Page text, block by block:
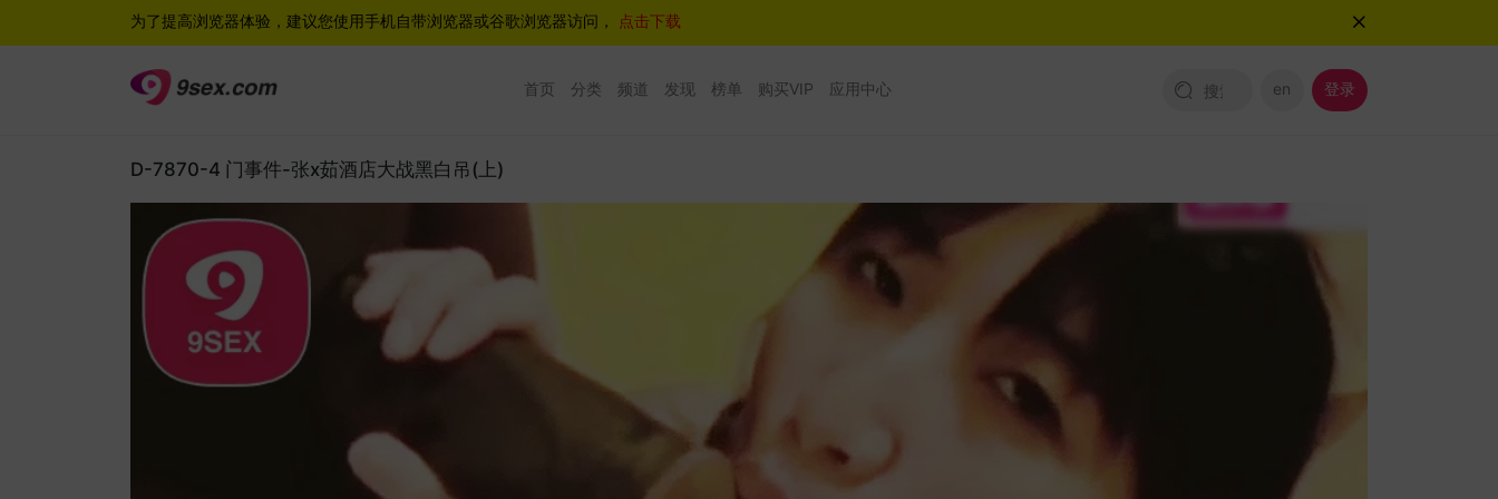
为了提高浏览器体验，建议您使用手机自带浏览器或谷歌浏览器访问， 点击下载
首页 分类 频道 发现 榜单 购买VIP 应用中心 en 登录
D-7870-4 门事件-张x茹酒店大战黑白吊(上)